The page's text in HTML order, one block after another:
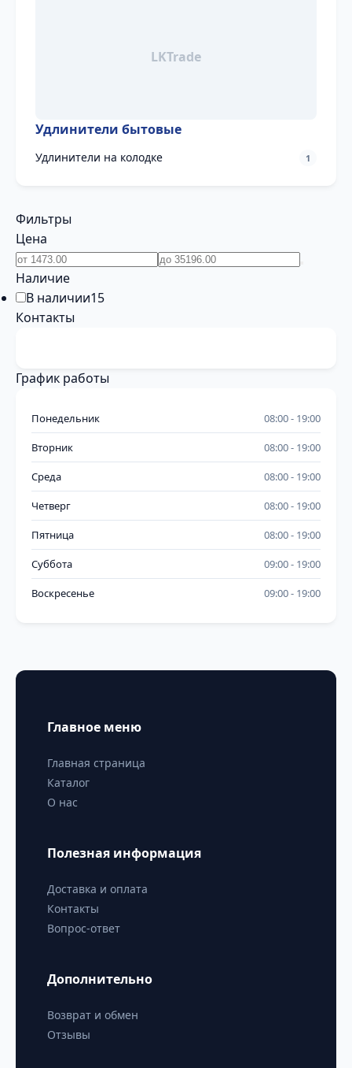
Удлинители бытовые
Удлинители на колодке 1
Фильтры
Цена
Наличие
В наличии15
Контакты
График работы
Понедельник 08:00 19:00
Вторник 08:00 19:00
Среда 08:00 19:00
Четверг 08:00 19:00
Пятница 08:00 19:00
Суббота 09:00 19:00
Воскресенье 09:00 19:00
Главное меню
Главная страница
Каталог
О нас
Полезная информация
Доставка и оплата
Контакты
Вопрос-ответ
Дополнительно
Возврат и обмен
Отзывы